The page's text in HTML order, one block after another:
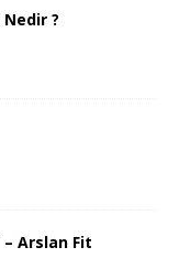
?
Arslan Fit